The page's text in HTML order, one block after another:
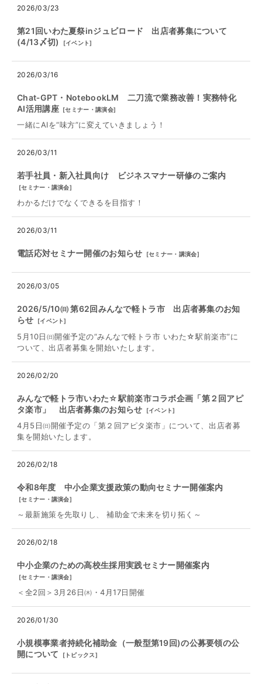
2026/03/23
第21回いわた夏祭inジュビロード 出店者募集について
(4/13〆切)
[イベント]
2026/03/16
Chat‐GPT・NotebookLM 二刀流で業務改善！実務特化
AI活用講座 [セミナー・講演会]
一緒にAIを“味方”に変えていきましょう！
2026/03/11
若手社員・新入社員向け ビジネスマナー研修のご案内
[セミナー・講演会]
わかるだけでなくできるを目指す！
2026/03/11
電話応対セミナー開催のお知らせ [セミナー・講演会]
2026/03/05
2026/5/10㈰ 第62回みんなで軽トラ市 出店者募集のお知
らせ
[イベント]
5月10日㈰開催予定の“みんなで軽トラ市 いわた☆駅前楽市”に
ついて、出店者募集を開始いたします。
2026/02/20
みんなで軽トラ市いわた☆駅前楽市コラボ企画「第２回アピ
タ楽市」 出店者募集のお知らせ
[イベント]
4月5日㈰開催予定の「第２回アピタ楽市」について、出店者募
集を開始いたします。
2026/02/18
令和8年度 中小企業支援政策の動向セミナー開催案内
[セミナー・講演会]
～最新施策を先取りし、 補助⾦で未来を切り拓く～
2026/02/18
中小企業のための高校生採用実践セミナー開催案内
[セミナー・講演会]
＜全2回＞3月26日㈭・4月17日開催
2026/01/30
小規模事業者持続化補助金（一般型第19回)の公募要領の公
開について
[ トピックス]